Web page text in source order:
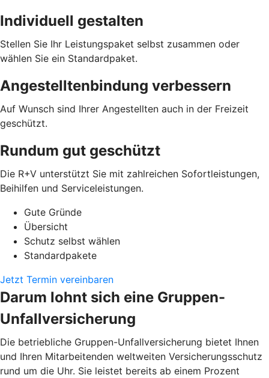
Individuell gestalten
Stellen Sie Ihr Leistungspaket selbst zusammen oder
wählen Sie ein Standardpaket.
Angestelltenbindung verbessern
Auf Wunsch sind Ihrer Angestellten auch in der Freizeit
geschützt.
Rundum gut geschützt
Die R+V unterstützt Sie mit zahlreichen Sofortleistungen,
Beihilfen und Serviceleistungen.
Gute Gründe
Übersicht
Schutz selbst wählen
Standardpakete
Jetzt Termin vereinbaren
Darum lohnt sich eine Gruppen-
Unfallversicherung
Die betriebliche Gruppen-Unfallversicherung bietet Ihnen
und Ihren Mitarbeitenden weltweiten Versicherungsschutz
rund um die Uhr. Sie leistet bereits ab einem Prozent